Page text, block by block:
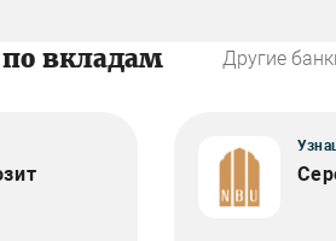
вкладам Другие